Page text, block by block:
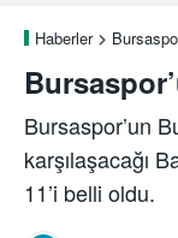
Haberler
Bursaspor’un
karşılaşacağı
11’i belli oldu.